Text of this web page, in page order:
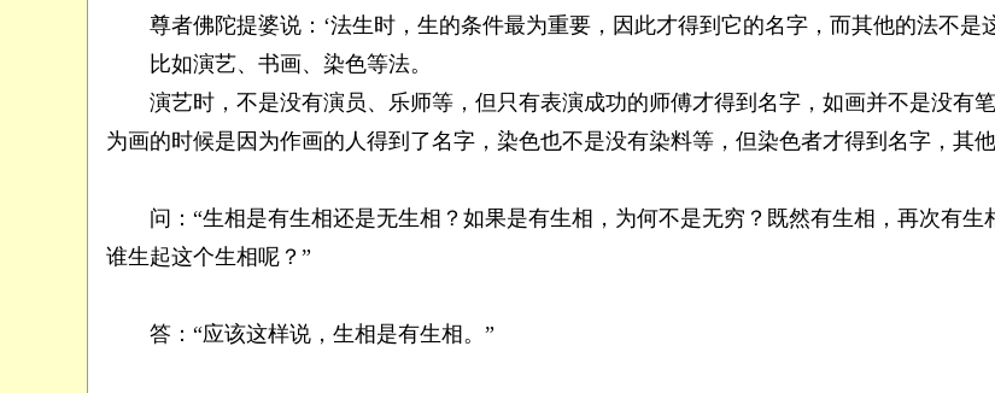
尊者佛陀提婆说：‘法生时，生的条件最为重要，因此才得到它的名字，而其他的法不是
比如演艺、书画、染色等法。
演艺时，不是没有演员、乐师等，但只有表演成功的师傅才得到名字，如画并不是没有
为画的时候是因为作画的人得到了名字，染色也不是没有染料等，但染色者才得到名字，其
问：“生相是有生相还是无生相？如果是有生相，为何不是无穷？既然有生相，再次有生
谁生起这个生相呢？”
答：“应该这样说，生相是有生相。”